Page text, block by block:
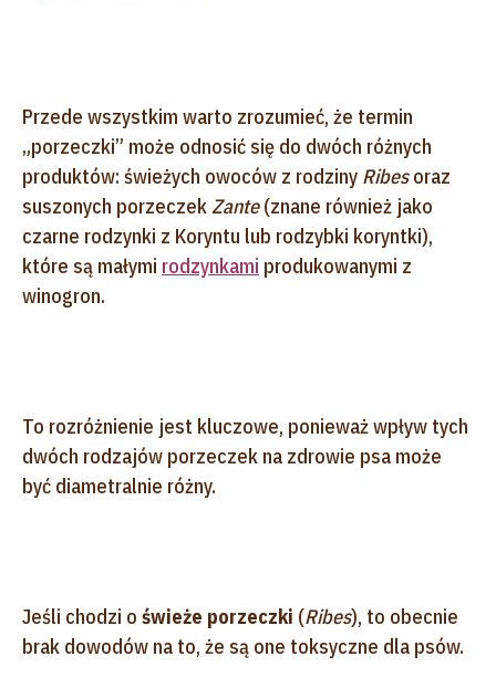
Przede wszystkim warto zrozumieć, że termin
„porzeczki” może odnosić się do dwóch różnych
produktów: świeżych owoców z rodziny Ribesoraz
suszonych porzeczekZante(znane również jako
czarne rodzynki z Koryntu lub rodzybki koryntki),
które są małymi rodzynkami produkowanymi z
winogron.
To rozróżnienie jest kluczowe, ponieważ wpływ tych
dwóch rodzajów porzeczek na zdrowie psa może
być diametralnie różny.
Jeśli chodzi o świeże porzeczki (Ribes), to obecnie
brak dowodów na to, że są one toksyczne dla psów.